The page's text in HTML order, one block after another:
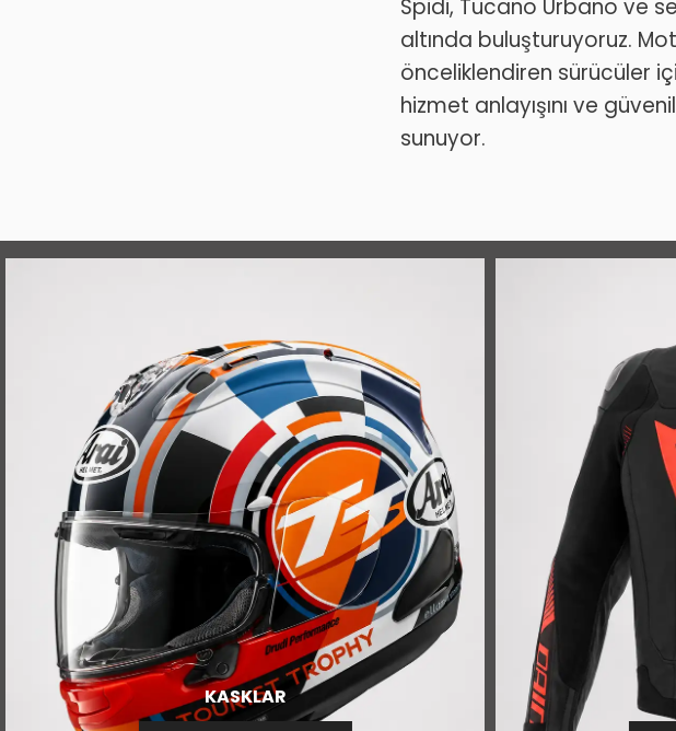
Spidi, Tucano Urbano ve
altında buluşturuyoruz.
önceliklendiren sürücüler
hizmet anlayışını ve
sunuyor.
KASKLAR